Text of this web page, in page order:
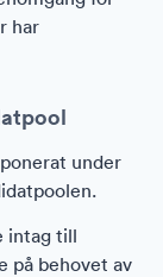
har
under
intag till
på behovet av